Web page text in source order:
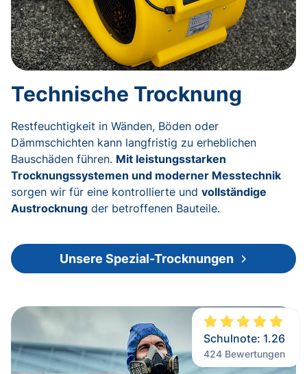
Technische Trocknung
Restfeuchtigkeit in Wänden, Böden oder
Dämmschichten kann langfristig zu erheblichen
Bauschäden führen. Mit leistungsstarken
Trocknungssystemen und moderner Messtechnik
sorgen wir für eine kontrollierte und vollständige
Austrocknung der betroffenen Bauteile.
Unsere Spezial-Trocknungen
Schulnote: 1.26
424 Bewertungen